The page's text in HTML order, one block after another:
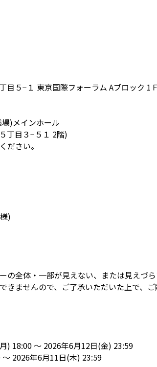
目５−１ 東京国際フォーラム Aブロック 1
)メインホール
丁目３−５１ 2階)
ださい。
)
の全体・一部が見えない、または見えづ
きませんので、ご了承いただいた上で、
) 18:00 ～ 2026年6月12日(金) 23:59
2026年6月11日(木) 23:59